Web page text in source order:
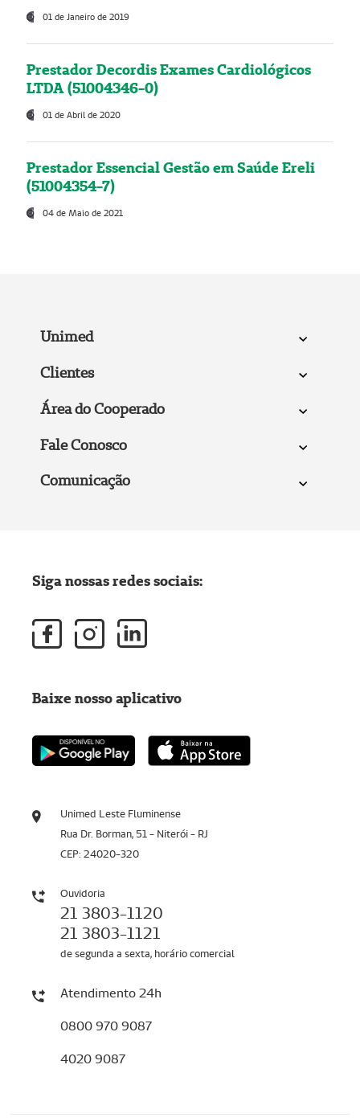
01 de Janeiro de 2019
Prestador Decordis Exames Cardiológicos
LTDA (51004346-0)
01 de Abril de 2020
Prestador Essencial Gestão em Saúde Ereli
(51004354-7)
04 de Maio de 2021
Unimed
Clientes
Área do Cooperado
Fale Conosco
Comunicação
Unimed Leste Fluminense
Rua Dr. Borman, 51 - Niterói - RJ
CEP: 24020-320
Ouvidoria
21 3803-1120
21 3803-1121
de segunda a sexta, horário comercial
Atendimento 24h
0800 970 9087
4020 9087
Siga nossas redes sociais:
Baixe nosso aplicativo